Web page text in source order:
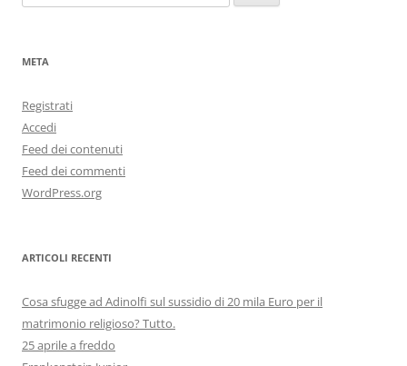
per:
META
Registrati
Accedi
Feed dei contenuti
Feed dei commenti
WordPress.org
ARTICOLI RECENTI
Cosa sfugge ad Adinolfi sul sussidio di 20 mila Euro per il
matrimonio religioso? Tutto.
25 aprile a freddo